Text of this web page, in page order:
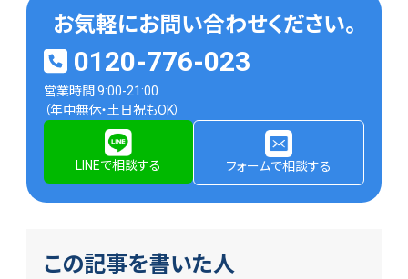
お気軽にお問い合わせください。
0120-776-023
営業時間 9:00-21:00
（年中無休・土日祝もOK）
LINEで相談する フォームで相談する
この記事を書いた人